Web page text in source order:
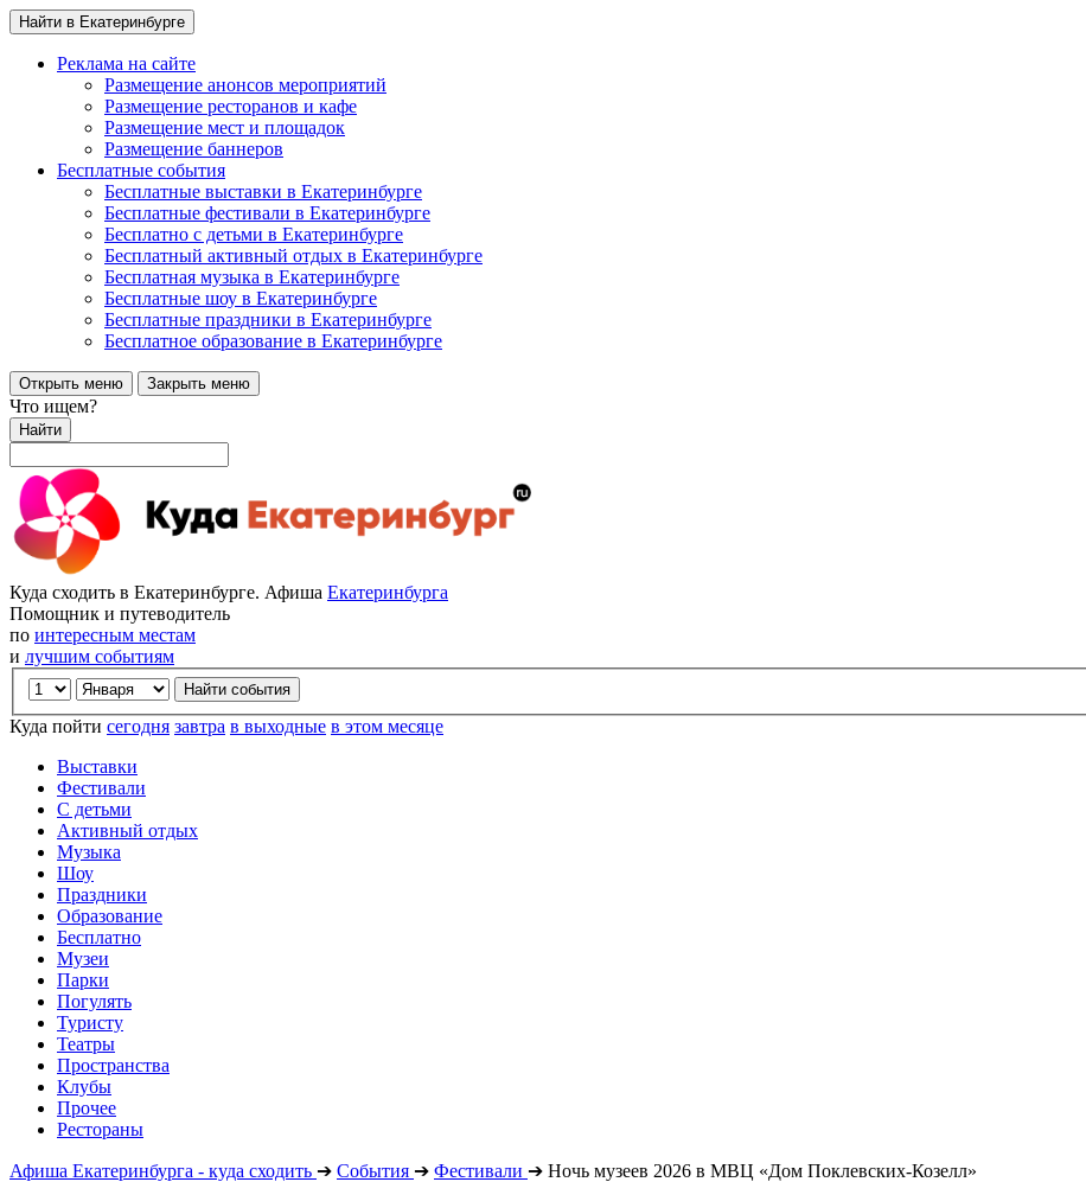
Найти в Екатеринбурге
Реклама на сайте
Размещение анонсов мероприятий
Размещение ресторанов и кафе
Размещение мест и площадок
Размещение баннеров
Бесплатные события
Бесплатные выставки в Екатеринбурге
Бесплатные фестивали в Екатеринбурге
Бесплатно с детьми в Екатеринбурге
Бесплатный активный отдых в Екатеринбурге
Бесплатная музыка в Екатеринбурге
Бесплатные шоу в Екатеринбурге
Бесплатные праздники в Екатеринбурге
Бесплатное образование в Екатеринбурге
Открыть меню Закрыть меню
Что ищем?
Найти
Куда сходить в Екатеринбурге. Афиша Екатеринбурга
Помощник и путеводитель
по интересным местам
и лучшим событиям
Куда пойти сегодня завтра в выходные в этом месяце
Выставки
Фестивали
С детьми
Активный отдых
Музыка
Шоу
Праздники
Образование
Бесплатно
Музеи
Парки
Погулять
Туристу
Театры
Пространства
Клубы
Прочее
Рестораны
Афиша Екатеринбурга - куда сходить ➔ События ➔ Фестивали ➔ Ночь музеев 2026 в МВЦ «Дом Поклевских-Козелл»